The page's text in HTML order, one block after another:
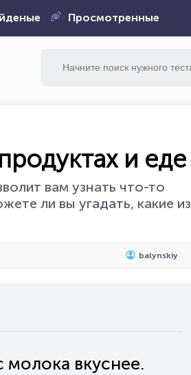
Просмотренные
и еде
вам узнать что-то
ли вы угадать, какие из
balynskiy
молока вкуснее.